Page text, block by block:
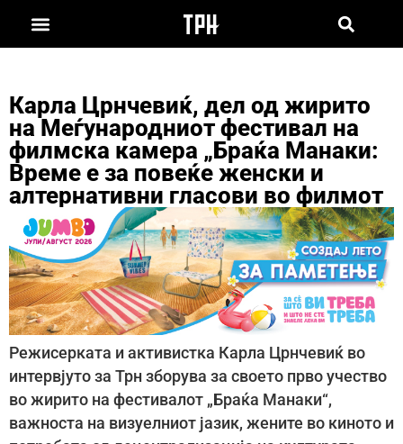
Карла Црнчевиќ, дел од жирито
на Меѓународниот фестивал на
филмска камера „Браќа Манаки:
Време е за повеќе женски и
алтернативни гласови во филмот
Режисерката и активистка Карла Црнчевиќ во
интервјуто за Трн зборува за своето прво учество
во жирито на фестивалот „Браќа Манаки“,
важноста на визуелниот јазик, жените во киното и